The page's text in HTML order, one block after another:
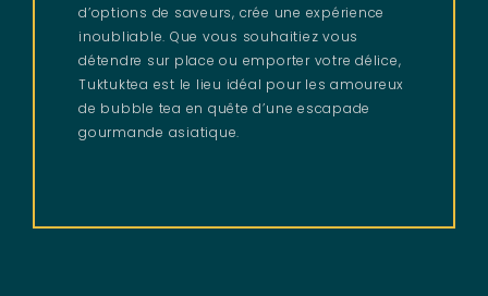
d’options de saveurs, crée une expérience
inoubliable. Que vous souhaitiez vous
détendre sur place ou emporter votre délice,
Tuktuktea est le lieu idéal pour les amoureux
de bubble tea en quête d’une escapade
gourmande asiatique.